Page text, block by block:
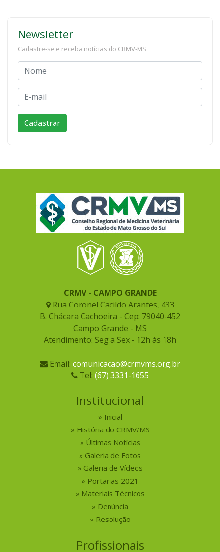
Newsletter
Cadastre-se e receba notícias do CRMV-MS
CRMV - CAMPO GRANDE
Rua Coronel Cacildo Arantes, 433
B. Chácara Cachoeira - Cep: 79040-452
Campo Grande - MS
Atendimento: Seg a Sex - 12h às 18h
Email: comunicacao@crmvms.org.br
Tel: (67) 3331-1655
Institucional
Inicial
História do CRMV/MS
Últimas Notícias
Galeria de Fotos
Galeria de Vídeos
Portarias 2021
Materiais Técnicos
Denúncia
Resolução
Profissionais